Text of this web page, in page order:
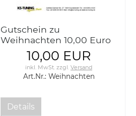
Gutschein zu
Weihnachten 10,00 Euro
10,00 EUR
inkl. MwSt. zzgl.Versand
Art.Nr.: Weihnachten
Details